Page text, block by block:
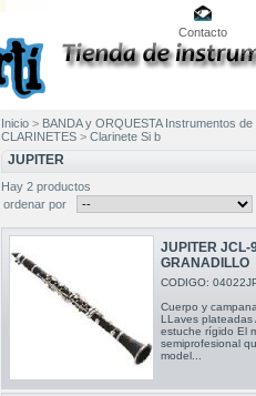
Contacto
Inicio > BANDA y ORQUESTA Instrumentos
CLARINETES > Clarinete Si b
JUPITER
Hay 2 productos
ordenar por
JUPITER JCL-
GRANADILLO
CODIGO:
Cuerpo y
LLaves
estuche rígido El
semiprofesional
model...